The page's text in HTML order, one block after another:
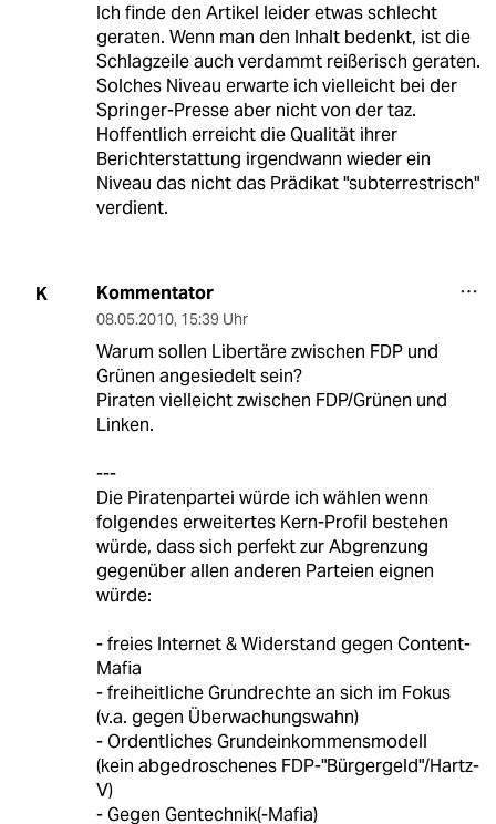
Ich finde den Artikel leider etwas schlecht
geraten. Wenn man den Inhalt bedenkt, ist die
Schlagzeile auch verdammt reißerisch geraten.
Solches Niveau erwarte ich vielleicht bei der
Springer-Presse aber nicht von der taz.
Hoffentlich erreicht die Qualität ihrer
Berichterstattung irgendwann wieder ein
Niveau das nicht das Prädikat "subterrestrisch"
verdient.
K Kommentator
08.05.2010, 15:39 Uhr
Warum sollen Libertäre zwischen FDP und
Grünen angesiedelt sein?
Piraten vielleicht zwischen FDP/Grünen und
Linken.
---
Die Piratenpartei würde ich wählen wenn
folgendes erweitertes Kern-Profil bestehen
würde, dass sich perfekt zur Abgrenzung
gegenüber allen anderen Parteien eignen
würde:
- freies Internet & Widerstand gegen Content-
Mafia
- freiheitliche Grundrechte an sich im Fokus
(v.a. gegen Überwachungswahn)
- Ordentliches Grundeinkommensmodell
(kein abgedroschenes FDP-"Bürgergeld"/Hartz-
V)
- Gegen Gentechnik(-Mafia)